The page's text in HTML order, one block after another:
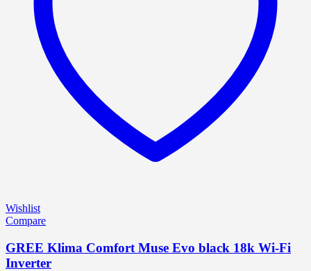
Wishlist
Compare
GREE Klima Comfort Muse Evo black 18k Wi-Fi
Inverter